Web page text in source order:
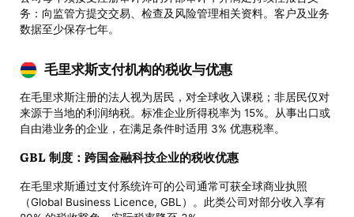
务：向监管方提交交易、检查及风险管理相关资料。客户及业务
数据至少保存七年。
毛里求斯支付机构的税收与优惠
在毛里求斯注册的法人视为居民，对全球收入课税；非居民仅对
来源于当地的利润纳税。标准企业所得税率为 15%。从事出口或
自由港业务的企业，在满足条件时适用 3% 优惠税率。
GBL 制度：跨国金融科技企业的税收优惠
在毛里求斯通过支付系统许可的公司通常可获全球商业执照
（Global Business Licence, GBL）。此类公司对部分收入享有